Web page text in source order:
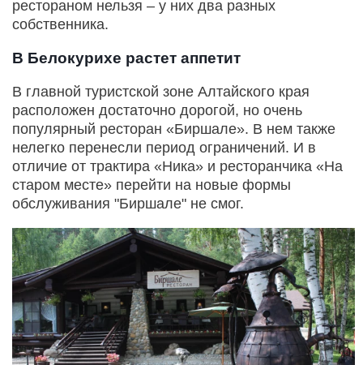
рестораном нельзя – у них два разных
собственника.
В Белокурихе растет аппетит
В главной туристской зоне Алтайского края
расположен достаточно дорогой, но очень
популярный ресторан «Биршале». В нем также
нелегко перенесли период ограничений. И в
отличие от трактира «Ника» и ресторанчика «На
старом месте» перейти на новые формы
обслуживания "Биршале" не смог.